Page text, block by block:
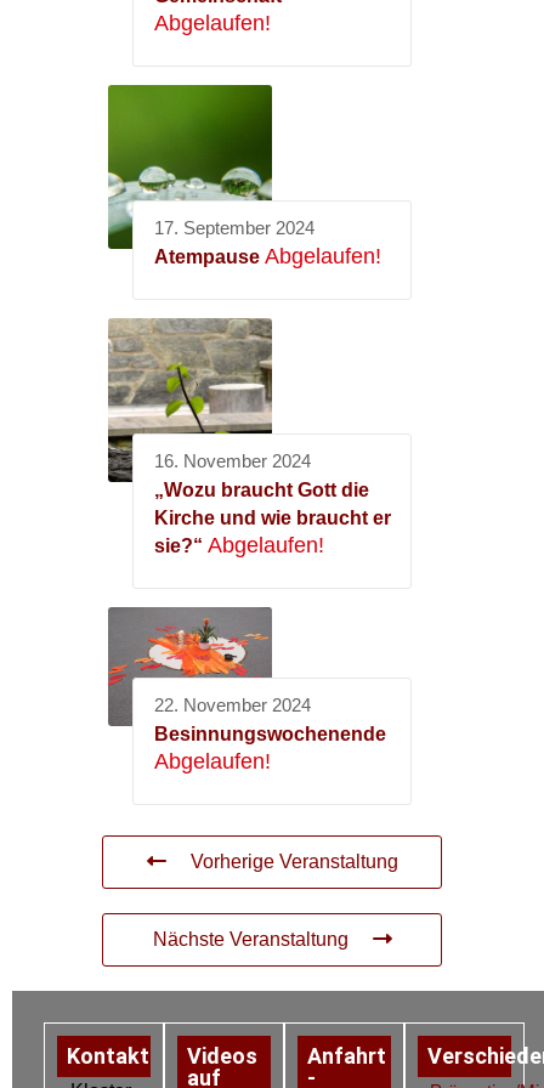
Abgelaufen!
17. September 2024
Atempause Abgelaufen!
16. November 2024
„Wozu braucht Gott die
Kirche und wie braucht er
sie?“ Abgelaufen!
22. November 2024
Besinnungswochenende
Abgelaufen!
Vorherige Veranstaltung
Nächste Veranstaltung
Kontakt
Videos
auf
Anfahrt
-